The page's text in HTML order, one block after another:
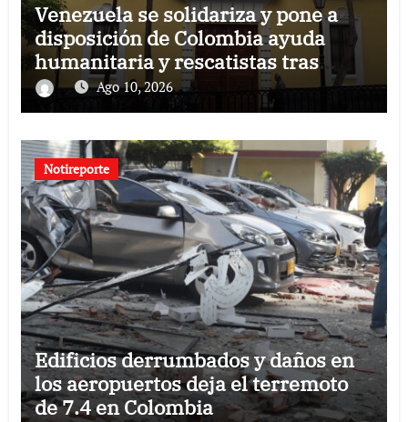
Venezuela se solidariza y pone a
disposición de Colombia ayuda
humanitaria y rescatistas tras
sismo Ago 10, 2026
Notireporte
Edificios derrumbados y daños en
los aeropuertos deja el terremoto
de 7.4 en Colombia